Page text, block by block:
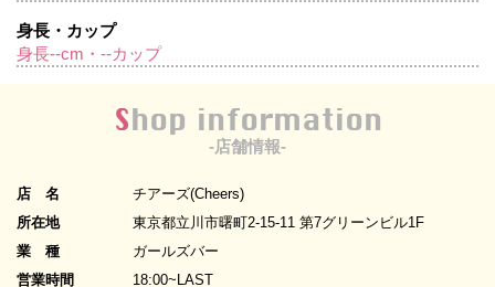
身長・カップ
身長--cm・--カップ
Shop information
-店舗情報-
店 名
チアーズ(Cheers)
所在地
東京都立川市曙町2-15-11 第7グリーンビル1F
業 種
ガールズバー
営業時間
18:00~LAST